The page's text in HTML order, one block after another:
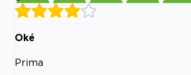
Oké
Prima